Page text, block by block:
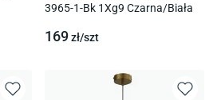
3965-1-Bk 1Xg9 Czarna/Biała
169zł/szt